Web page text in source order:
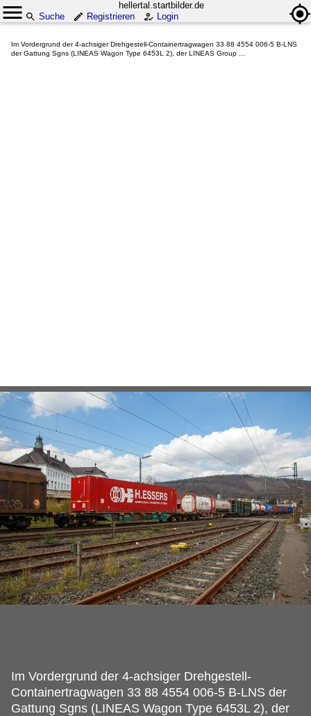
hellertal.startbilder.de
Suche
Registrieren Login
Im Vordergrund der 4-achsiger Drehgestell-Containertragwagen 33 88 4554 006-5 B-LNS
der Gattung Sgns (LINEAS Wagon Type 6453L 2), der LINEAS Group ...
Im Vordergrund der 4-achsiger Drehgestell-
Containertragwagen 33 88 4554 006-5 B-LNS der
Gattung Sgns (LINEAS Wagon Type 6453L 2), der